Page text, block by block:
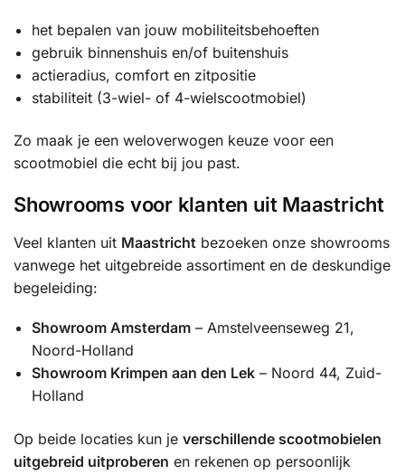
het bepalen van jouw mobiliteitsbehoeften
gebruik binnenshuis en/of buitenshuis
actieradius, comfort en zitpositie
stabiliteit (3-wiel- of 4-wielscootmobiel)
Zo maak je een weloverwogen keuze voor een
scootmobiel die echt bij jou past.
Showrooms voor klanten uit Maastricht
Veel klanten uit Maastricht bezoeken onze showrooms
vanwege het uitgebreide assortiment en de deskundige
begeleiding:
Showroom Amsterdam – Amstelveenseweg 21,
Noord-Holland
Showroom Krimpen aan den Lek – Noord 44, Zuid-
Holland
Op beide locaties kun je verschillende scootmobielen
uitgebreid uitproberen en rekenen op persoonlijk